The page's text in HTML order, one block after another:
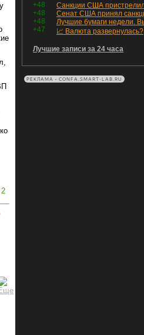
2
+48
+48
+48
+47
📈 Валюта развернулась?
Лучшие записи за 24 часа
РЕКЛАМА • CONFA.SMART-LAB.RU